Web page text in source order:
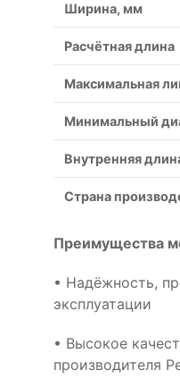
Ширина, мм
Расчётная длина
Максимальная
Минимальный
Внутренняя
Страна
Преимущества
• Надёжность,
эксплуатации
• Высокое
производителя